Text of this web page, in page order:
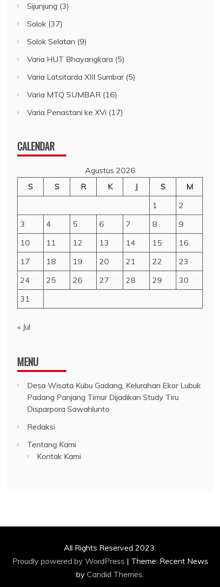
Sijunjung (3)
Solok (37)
Solok Selatan (9)
Varia HUT Bhayangkara (5)
Varia Latsitarda XIII Sumbar(5)
Varia MTQ SUMBAR (16)
Varia Penastani ke XVi (17)
CALENDAR
Agustus 2026
S
S R K J S
M
1
2
3
4 5 6 7 8
9
10
11 12 13 14 15
16
17
18 19 20 21 22
23
24
25 26 27 28 29
30
31
« Jul
MENU
Desa Wisata Kubu Gadang, Kelurahan Ekor Lubuk
Padang Panjang Timur Dijadikan Study Tiru
Disparpora Sawahlunto
Redaksi
Tentang Kami
Kontak Kami
All Rights Reserved 2023.
Proudly powered by WordPress | Theme: Recent News
by Candid Themes